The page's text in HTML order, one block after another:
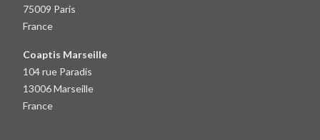
75009 Paris
France
Coaptis Marseille
104 rue Paradis
13006 Marseille
France